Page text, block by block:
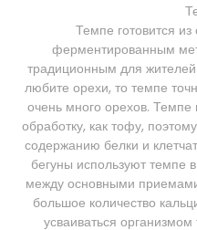
Темпе готовится
ферментированным
традиционным для
любите орехи, то темпе
очень много орехов. Темпе
обработку, как тофу,
содержанию белки и
бегуны используют темпе
между основными
большое количество
усваиваться